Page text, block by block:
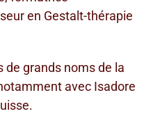
en Gestalt-thérapie
de grands noms de la
avec Isadore